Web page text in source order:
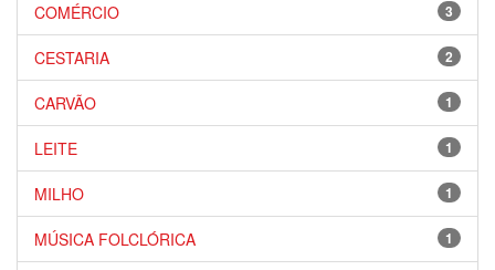
3
COMÉRCIO
2
CESTARIA
1
CARVÃO
1
LEITE
1
MILHO
1
MÚSICA FOLCLÓRICA